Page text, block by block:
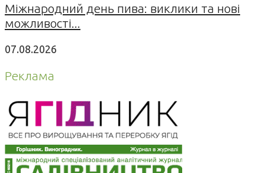
Міжнародний день пива: виклики та нові
можливості...
07.08.2026
Реклама